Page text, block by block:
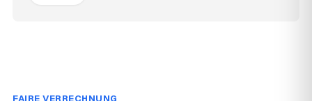
FAIRE VERRECHNUNG